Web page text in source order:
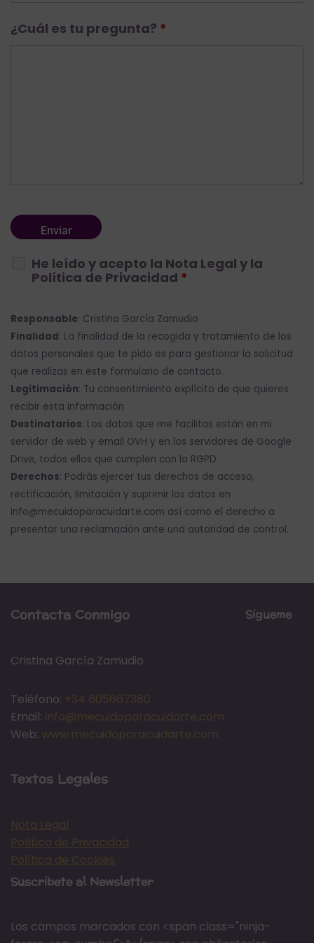
¿Cuál es tu pregunta? *
He leído y acepto la Nota Legal y la
Política de Privacidad *
Responsable: Cristina García Zamudio
Finalidad: La finalidad de la recogida y tratamiento de los
datos personales que te pido es para gestionar la solicitud
que realizas en este formulario de contacto.
Legitimación: Tu consentimiento explícito de que quieres
recibir esta información
Destinatarios: Los datos que me facilitas están en mi
servidor de web y email OVH y en los servidores de Google
Drive, todos ellos que cumplen con la RGPD
Derechos: Podrás ejercer tus derechos de acceso,
rectificación, limitación y suprimir los datos en
info@mecuidoparacuidarte.com así como el derecho a
presentar una reclamación ante una autoridad de control.
Contacta Conmigo
Cristina García Zamudio
Teléfono:
Email:
Web:
Textos Legales
Sígueme
Suscríbete al Newsletter
Los campos marcados con <span class="ninja-